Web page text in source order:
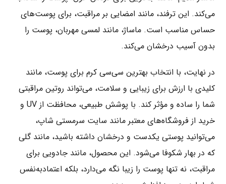
می‌کند. این ترفند، مانند امضایی بر مراقبت، برای پوست‌های
حساس مناسب است. ماساژ، مانند لمسی مهربان، پوست را
بدون آسیب درخشان می‌کند.
در نهایت، با انتخاب بهترین سی‌سی کرم برای پوست، مانند
کلیدی با ارزش برای زیبایی و سلامت، می‌تواند روتین مراقبتی
شما را ساده و مؤثر کند. با پوشش طبیعی، محافظت از UV و
خرید از فروشگاه‌های معتبر مانند سایت سرمستی شاپ،
می‌توانید پوستی یکدست و درخشان داشته باشید، مانند گلی
که در بهار شکوفا می‌شود. این محصول، مانند جادویی برای
مراقبت، نه تنها پوست را زیبا نگه می‌دارد، بلکه اعتمادبه‌نفس